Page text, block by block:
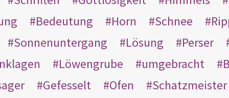
Bedeutung Horn Schnee
Sonnenuntergang
Lösung
Perser
Löwengrube umgebracht
Gefesselt Ofen
Schatzmeister